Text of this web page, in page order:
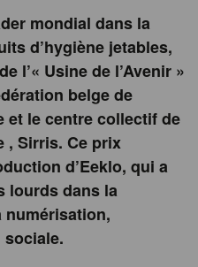
mondial dans la
d’hygiène jetables,
l’« Usine de l’Avenir »
belge de
et le centre collectif de
, Sirris. Ce prix
d’Eeklo, qui a
lourds dans la
numérisation,
sociale.